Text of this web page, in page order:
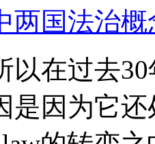
国法治概
以在过去
是因为它